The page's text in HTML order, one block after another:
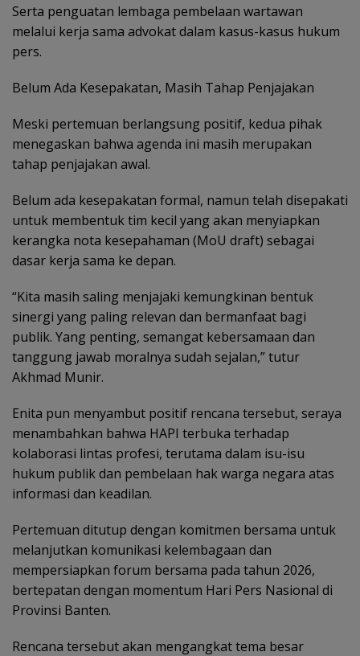
Serta penguatan lembaga pembelaan wartawan
melalui kerja sama advokat dalam kasus-kasus hukum
pers.
Belum Ada Kesepakatan, Masih Tahap Penjajakan
Meski pertemuan berlangsung positif, kedua pihak
menegaskan bahwa agenda ini masih merupakan
tahap penjajakan awal.
Belum ada kesepakatan formal, namun telah disepakati
untuk membentuk tim kecil yang akan menyiapkan
kerangka nota kesepahaman (MoU draft) sebagai
dasar kerja sama ke depan.
“Kita masih saling menjajaki kemungkinan bentuk
sinergi yang paling relevan dan bermanfaat bagi
publik. Yang penting, semangat kebersamaan dan
tanggung jawab moralnya sudah sejalan,” tutur
Akhmad Munir.
Enita pun menyambut positif rencana tersebut, seraya
menambahkan bahwa HAPI terbuka terhadap
kolaborasi lintas profesi, terutama dalam isu-isu
hukum publik dan pembelaan hak warga negara atas
informasi dan keadilan.
Pertemuan ditutup dengan komitmen bersama untuk
melanjutkan komunikasi kelembagaan dan
mempersiapkan forum bersama pada tahun 2026,
bertepatan dengan momentum Hari Pers Nasional di
Provinsi Banten.
Rencana tersebut akan mengangkat tema besar